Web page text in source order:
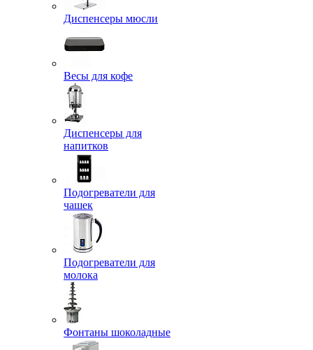
Диспенсеры мюсли
Весы для кофе
Диспенсеры для
напитков
Подогреватели для
чашек
Подогреватели для
молока
Фонтаны шоколадные